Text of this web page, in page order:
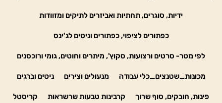
ידיות, סוגרים, תחתיות ואביזרים לתיקים ומזוודות
כפתורים לציפוי, כפתורים וניטים לג'ינס
לפי מטר- סרטים ורצועות, סקוץ', מיתרים וחוטים, גומי ורוכסנים
מכונות_שטנצים_כלי עבודה מנעולים וצירים ניטים וברגים
פינות, חובקים, סוף שרוך קרבינות טבעות שרשראות קריסטל